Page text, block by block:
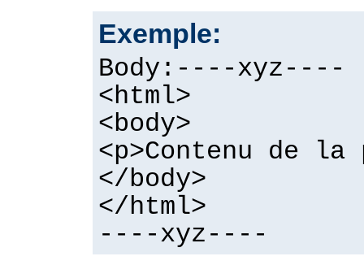
Exemple:
Body:----xyz----
<html>
<body>
<p>Contenu de la
</body>
</html>
----xyz----